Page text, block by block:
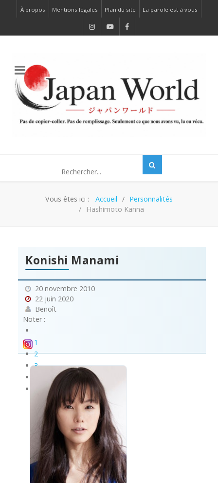
À propos Mentions légales Plan du site La parole est à vous
Vous êtes ici : Accueil
Personnalités
Hashimoto Kanna
Konishi Manami
20 novembre 2010
22 juin 2020
Benoît
Noter :
1
2
3